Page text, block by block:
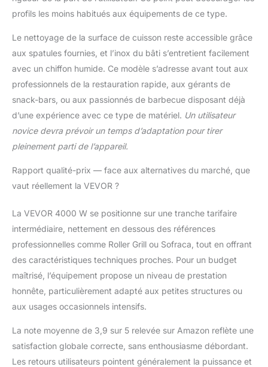
profils les moins habitués aux équipements de ce type.
Le nettoyage de la surface de cuisson reste accessible grâce
aux spatules fournies, et l’inox du bâti s’entretient facilement
avec un chiffon humide. Ce modèle s’adresse avant tout aux
professionnels de la restauration rapide, aux gérants de
snack-bars, ou aux passionnés de barbecue disposant déjà
d’une expérience avec ce type de matériel. Un utilisateur
novice devra prévoir un temps d’adaptation pour tirer
pleinement parti de l’appareil.
Rapport qualité-prix — face aux alternatives du marché, que
vaut réellement la VEVOR ?
La VEVOR 4000 W se positionne sur une tranche tarifaire
intermédiaire, nettement en dessous des références
professionnelles comme Roller Grill ou Sofraca, tout en offrant
des caractéristiques techniques proches. Pour un budget
maîtrisé, l’équipement propose un niveau de prestation
honnête, particulièrement adapté aux petites structures ou
aux usages occasionnels intensifs.
La note moyenne de 3,9 sur 5 relevée sur Amazon reflète une
satisfaction globale correcte, sans enthousiasme débordant.
Les retours utilisateurs pointent généralement la puissance et